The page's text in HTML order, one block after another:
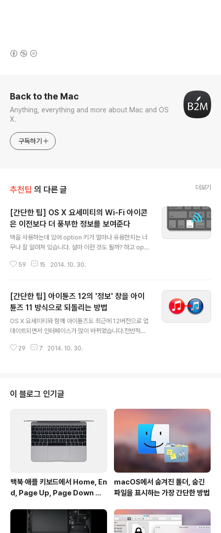
Back to the Mac
Anything, everything and more about Mac and OS
X.
구독하기
추천팁 의 다른 글 더보기
[간단한 팁] OS X 요세미티의 Wi-Fi 아이콘
은 이전보다 더 풍부한 정보를 보여준다
맥을 사용하는데 있어 option 키가 얼마나 유용한지는 너
무나 잘 알려져 있습니다. 설마 이런 것도 될까? 하고 opti
는 경우가 한두 가지가 아닙니다. 아직 option 키의 위대
하는 여러 방법 중에서 가장 대표적인 것은 메뉴 막대에 띄
워져 있는 시스템 아이콘을 통해 더 많은 정보를 확인하는
것입니다. 예를 들어, option 키를 누른 채로 "Wi-Fi" 아
이콘을 클릭하면 평소 볼 수 없는 항목이 표시되면서 무선
런데 요세미티에서는 Wi-Fi 아이콘을 통해 볼..
59 15 2014. 10. 30.
[간단한 팁] 아이튠즈 12의 '정보' 창을 아이
튠즈 11 방식으로 되돌리는 방법
OS X 요세미티와 함께 아이튠즈도 최근에 12버전으로 업
데이트되면서 인터페이스가 많이 바뀌었습니다.전반적으
느낌인데요, 노래의 아티스트나 앨범 정보 등을 표시해 주
몇 항목은 창 아래 달린 드롭다운 메뉴로 편입되었습니다.
새 디자인도 크게 불편하지는 않지만 기존 정보 창을 더 선
호하는 분은 선택적으로 아이튠즈 11 방식으로 되돌릴 수
있습니다. 방법은 미디어 파일을 보조클릭한 다음 컨텍스
트 메뉴에서 '정보 가져오기'를 클릭할 때 option 키를 같
이 눌러주면 됩니다. ..
29 7 2014. 10. 30.
이 블로그 인기글
맥북∙애플 키보드에서 Home, En
d, Page Up, Page Down 키
macOS에서 숨겨진 폴더, 숨긴
파일을 표시하는 가장 간단한 방법